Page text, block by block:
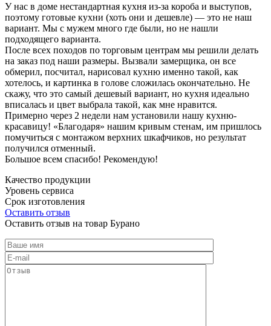
У нас в доме нестандартная кухня из-за короба и выступов,
поэтому готовые кухни (хоть они и дешевле) — это не наш
вариант. Мы с мужем много где были, но не нашли
подходящего варианта.
После всех походов по торговым центрам мы решили делать
на заказ под наши размеры. Вызвали замерщика, он все
обмерил, посчитал, нарисовал кухню именно такой, как
хотелось, и картинка в голове сложилась окончательно. Не
скажу, что это самый дешевый вариант, но кухня идеально
вписалась и цвет выбрала такой, как мне нравится.
Примерно через 2 недели нам установили нашу кухню-
красавицу! «Благодаря» нашим кривым стенам, им пришлось
помучиться с монтажом верхних шкафчиков, но результат
получился отменный.
Большое всем спасибо! Рекомендую!
Качество продукции
Уровень сервиса
Срок изготовления
Оставить отзыв
Оставить отзыв на товар Бурано